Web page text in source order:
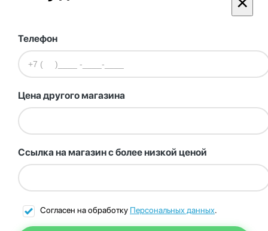
Телефон
Цена другого магазина
Ссылка на магазин с более низкой ценой
Согласен на обработку Персональных данных.